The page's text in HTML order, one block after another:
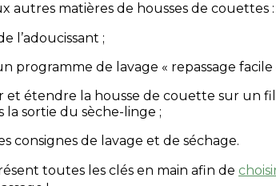
autres matières de housses de couettes :
l’adoucissant ;
programme de lavage « repassage
et étendre la housse de couette sur un
la sortie du sèche-linge ;
consignes de lavage et de séchage.
toutes les clés en main afin de